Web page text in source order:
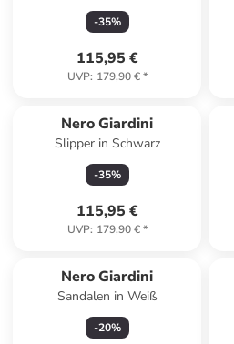
-35%
115,95 €
UVP: 179,90 €*
Nero Giardini
Slipper in Schwarz
-35%
115,95 €
UVP: 179,90 €*
Nero Giardini
Sandalen in Weiß
-20%